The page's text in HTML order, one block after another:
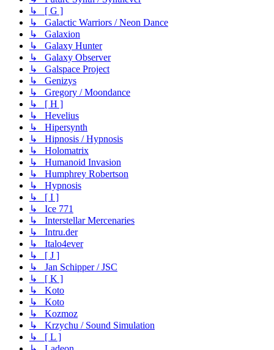
↳ [ G ]
↳ Galactic Warriors / Neon Dance
↳ Galaxion
↳ Galaxy Hunter
↳ Galaxy Observer
↳ Galspace Project
↳ Genizys
↳ Gregory / Moondance
↳ [ H ]
↳ Hevelius
↳ Hipersynth
↳ Hipnosis / Hypnosis
↳ Holomatrix
↳ Humanoid Invasion
↳ Humphrey Robertson
↳ Hypnosis
↳ [ I ]
↳ Ice 771
↳ Interstellar Mercenaries
↳ Intru.der
↳ Italo4ever
↳ [ J ]
↳ Jan Schipper / JSC
↳ [ K ]
↳ Koto
↳ Koto
↳ Kozmoz
↳ Krzychu / Sound Simulation
↳ [ L ]